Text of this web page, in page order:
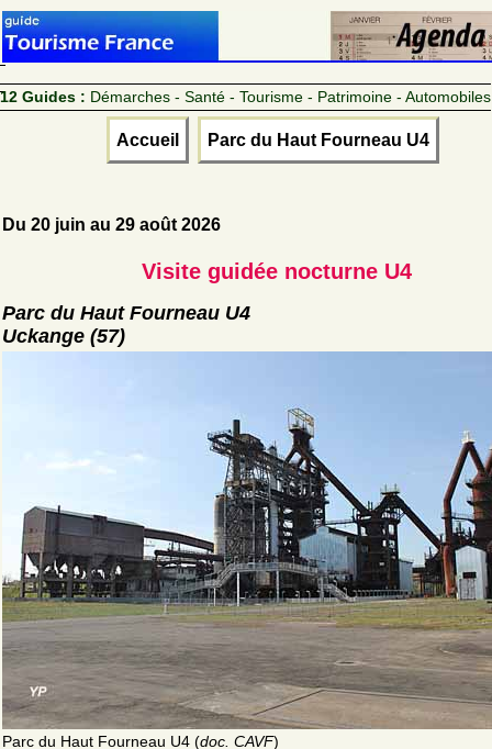
12 Guides : Démarches - Santé - Tourisme - Patrimoine - Automobiles
Accueil Parc du Haut Fourneau U4
Du 20 juin au 29 août 2026
Visite guidée nocturne U4
Parc du Haut Fourneau U4
Uckange (57)
Parc du Haut Fourneau U4 (doc. CAVF)